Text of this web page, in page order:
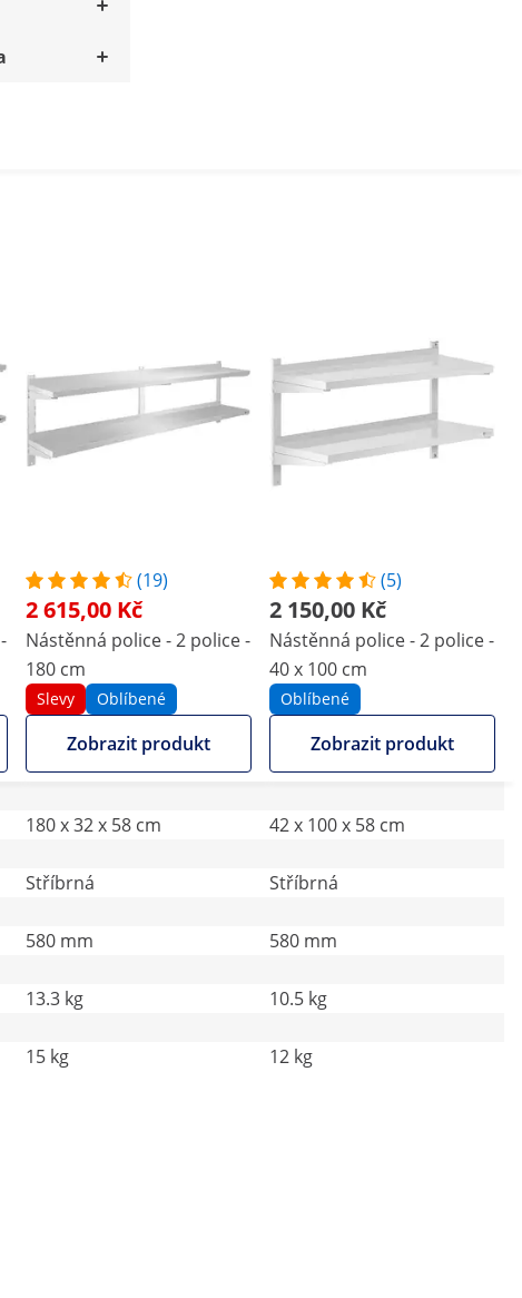
(19)
2 615,00 Kč
Nástěnná police - 2 police -
180 cm
Slevy Oblíbené
Zobrazit produkt
(5)
2 150,00 Kč
Nástěnná police - 2 police -
40 x 100 cm
Oblíbené
Zobrazit produkt
180 x 32 x 58 cm
42 x 100 x 58 cm
Stříbrná
Stříbrná
580 mm
580 mm
13.3 kg
10.5 kg
15 kg
12 kg